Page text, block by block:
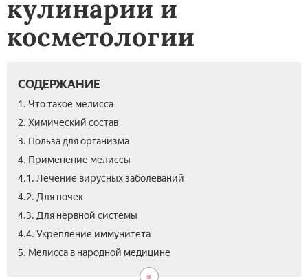
кулинарии и
косметологии
СОДЕРЖАНИЕ
1. Что такое мелисса
2. Химический состав
3. Польза для организма
4. Применение мелиссы
4.1. Лечение вирусных заболеваний
4.2. Для почек
4.3. Для нервной системы
4.4. Укрепление иммунитета
5. Мелисса в народной медицине